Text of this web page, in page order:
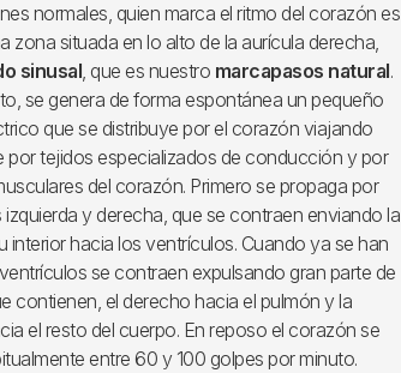
normales, quien marca el ritmo del corazón es
zona situada en lo alto de la aurícula derecha,
sinusal, que es nuestro marcapasos natural.
se genera de forma espontánea un pequeño
que se distribuye por el corazón viajando
por tejidos especializados de conducción y por
del corazón. Primero se propaga por
izquierda y derecha, que se contraen enviando la
interior hacia los ventrículos. Cuando ya se han
se contraen expulsando gran parte de
contienen, el derecho hacia el pulmón y la
el resto del cuerpo. En reposo el corazón se
entre 60 y 100 golpes por minuto.